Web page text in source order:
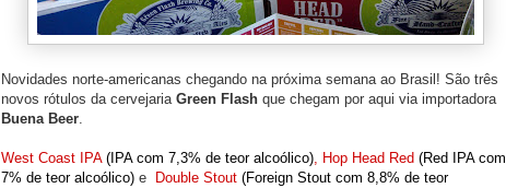
Novidades norte-americanas chegando na próxima semana ao Brasil! São três
novos rótulos da cervejaria Green Flash que chegam por aqui via importadora
Buena Beer.
West Coast IPA (IPA com 7,3% de teor alcoólico), Hop Head Red (Red IPA com
7% de teor alcoólico) e Double Stout (Foreign Stout com 8,8% de teor